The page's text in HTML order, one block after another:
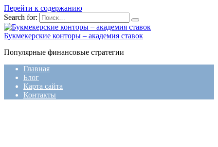
Перейти к содержанию
Search for:
Букмекерские конторы – академия ставок
Популярные финансовые стратегии
Главная
Блог
Карта сайта
Контакты